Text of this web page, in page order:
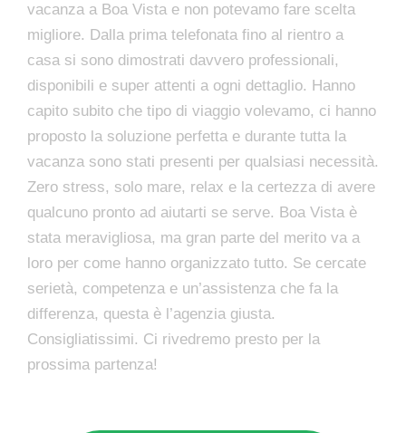
vacanza a Boa Vista e non potevamo fare scelta
migliore. Dalla prima telefonata fino al rientro a
casa si sono dimostrati davvero professionali,
disponibili e super attenti a ogni dettaglio. Hanno
capito subito che tipo di viaggio volevamo, ci hanno
proposto la soluzione perfetta e durante tutta la
vacanza sono stati presenti per qualsiasi necessità.
Zero stress, solo mare, relax e la certezza di avere
qualcuno pronto ad aiutarti se serve. Boa Vista è
stata meravigliosa, ma gran parte del merito va a
loro per come hanno organizzato tutto. Se cercate
serietà, competenza e un’assistenza che fa la
differenza, questa è l’agenzia giusta.
Consigliatissimi. Ci rivedremo presto per la
prossima partenza!